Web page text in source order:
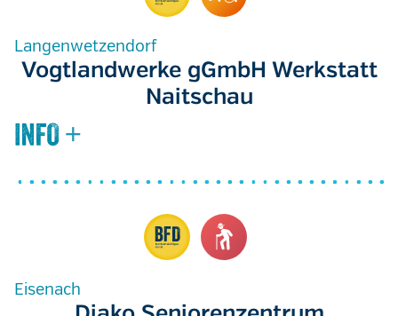
Langenwetzendorf
Vogtlandwerke gGmbH Werkstatt
Naitschau
Eisenach